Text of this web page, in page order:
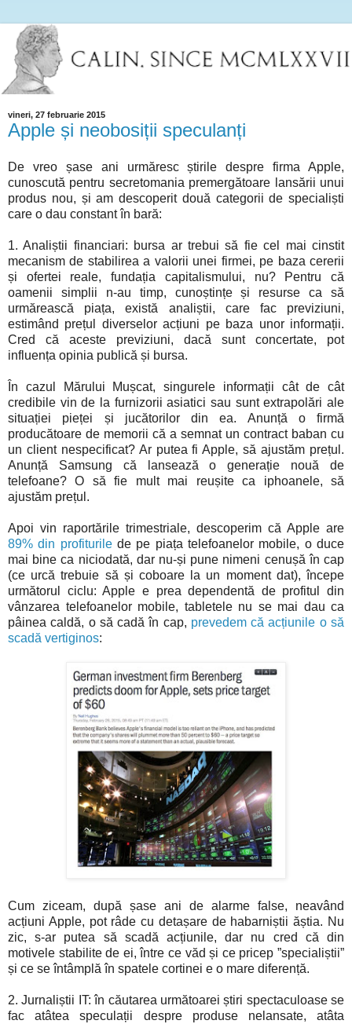
vineri, 27 februarie 2015
Apple și neobosiții speculanți
De vreo șase ani urmăresc știrile despre firma Apple,
cunoscută pentru secretomania premergătoare lansării unui
produs nou, și am descoperit două categorii de specialiști
care o dau constant în bară:
1. Analiștii financiari: bursa ar trebui să fie cel mai cinstit
mecanism de stabilirea a valorii unei firmei, pe baza cererii
și ofertei reale, fundația capitalismului, nu? Pentru că
oamenii simplii n-au timp, cunoștințe și resurse ca să
urmărească piața, există analiștii, care fac previziuni,
estimând prețul diverselor acțiuni pe baza unor informații.
Cred că aceste previziuni, dacă sunt concertate, pot
influența opinia publică și bursa.
În cazul Mărului Mușcat, singurele informații cât de cât
credibile vin de la furnizorii asiatici sau sunt extrapolări ale
situației pieței și jucătorilor din ea. Anunță o firmă
producătoare de memorii că a semnat un contract baban cu
un client nespecificat? Ar putea fi Apple, să ajustăm prețul.
Anunță Samsung că lansează o generație nouă de
telefoane? O să fie mult mai reușite ca iphoanele, să
ajustăm prețul.
Apoi vin raportările trimestriale, descoperim că Apple are
89% din profiturilede pe piața telefoanelor mobile, o duce
mai bine ca niciodată, dar nu-și pune nimeni cenușă în cap
(ce urcă trebuie să și coboare la un moment dat), începe
următorul ciclu: Apple e prea dependentă de profitul din
vânzarea telefoanelor mobile, tabletele nu se mai dau ca
pâinea caldă, o să cadă în cap, prevedem că acțiunile o să
scadă vertiginos:
Cum ziceam, după șase ani de alarme false, neavând
acțiuni Apple, pot râde cu detașare de habarniștii ăștia. Nu
zic, s-ar putea să scadă acțiunile, dar nu cred că din
motivele stabilite de ei, între ce văd și ce pricep ”specialiștii”
și ce se întâmplă în spatele cortinei e o mare diferență.
2. Jurnaliștii IT: în căutarea următoarei știri spectaculoase se
fac atâtea speculații despre produse nelansate, atâta